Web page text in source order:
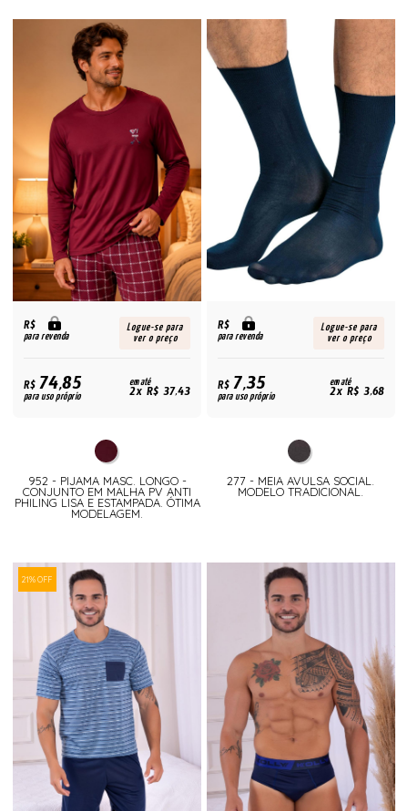
R$
para revenda
Logue-se para
ver o preço
R$74,85
para uso próprio
em até
2x R$ 37,43
952 - PIJAMA MASC. LONGO -
CONJUNTO EM MALHA PV ANTI
PHILING LISA E ESTAMPADA. ÓTIMA
MODELAGEM.
R$
para revenda
Logue-se para
ver o preço
R$7,35
para uso próprio
em até
2x R$ 3,68
277 - MEIA AVULSA SOCIAL.
MODELO TRADICIONAL.
21% OFF